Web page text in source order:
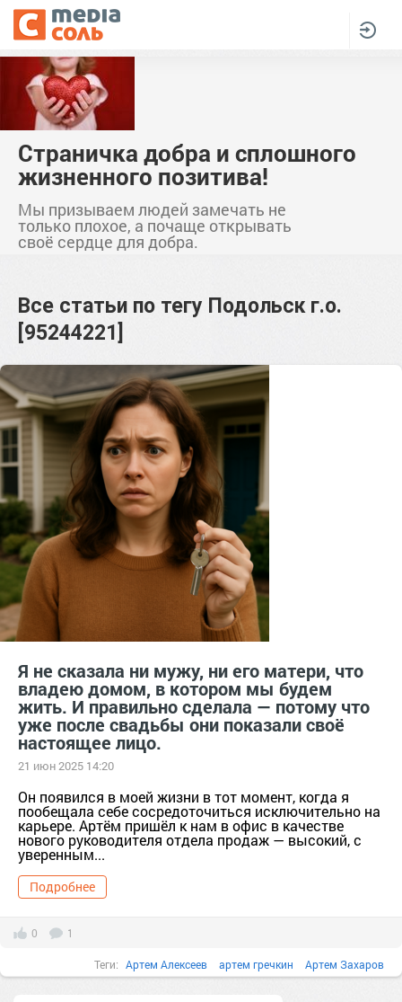
Страничка добра и сплошного
жизненного позитива!
Мы призываем людей замечать не
только плохое, а почаще открывать
своё сердце для добра.
Все статьи по тегу Подольск г.о.
[95244221]
Я не сказала ни мужу, ни его матери, что
владею домом, в котором мы будем
жить. И правильно сделала — потому что
уже после свадьбы они показали своё
настоящее лицо.
21 июн 2025 14:20
Он появился в моей жизни в тот момент, когда я
пообещала себе сосредоточиться исключительно на
карьере. Артём пришёл к нам в офис в качестве
нового руководителя отдела продаж — высокий, с
уверенным...
Подробнее
0 1
Теги: Артем Алексеев артем гречкин Артем Захаров